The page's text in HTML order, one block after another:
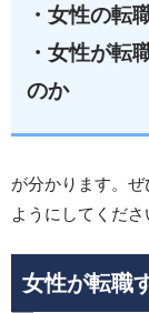
・女性の転
・女性が転
のか
が分かります。
ようにしてくださ
女性が転職